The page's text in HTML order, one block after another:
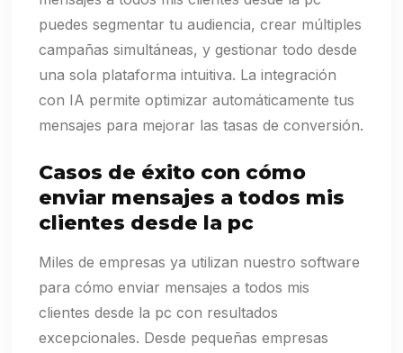
puedes segmentar tu audiencia, crear múltiples
campañas simultáneas, y gestionar todo desde
una sola plataforma intuitiva. La integración
con IA permite optimizar automáticamente tus
mensajes para mejorar las tasas de conversión.
Casos de éxito con cómo
enviar mensajes a todos mis
clientes desde la pc
Miles de empresas ya utilizan nuestro software
para cómo enviar mensajes a todos mis
clientes desde la pc con resultados
excepcionales. Desde pequeñas empresas